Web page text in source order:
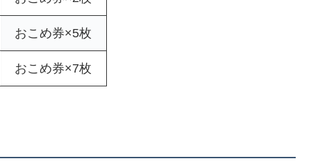
おこめ券×5枚
おこめ券×7枚